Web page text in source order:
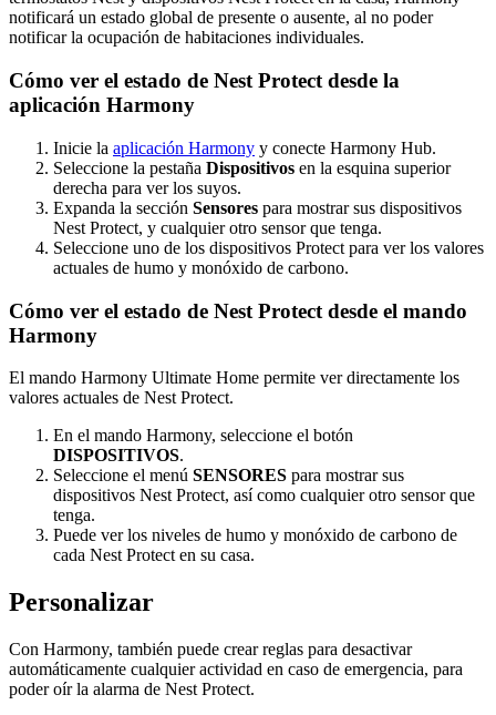
notificará un estado global de presente o ausente, al no poder
notificar la ocupación de habitaciones individuales.
Cómo ver el estado de Nest Protect desde la
aplicación Harmony
Inicie la aplicación Harmony y conecte Harmony Hub.
Seleccione la pestaña Dispositivos en la esquina superior
derecha para ver los suyos.
Expanda la sección Sensores para mostrar sus dispositivos
Nest Protect, y cualquier otro sensor que tenga.
Seleccione uno de los dispositivos Protect para ver los valores
actuales de humo y monóxido de carbono.
Cómo ver el estado de Nest Protect desde el mando
Harmony
El mando Harmony Ultimate Home permite ver directamente los
valores actuales de Nest Protect.
En el mando Harmony, seleccione el botón
DISPOSITIVOS.
Seleccione el menú SENSORES para mostrar sus
dispositivos Nest Protect, así como cualquier otro sensor que
tenga.
Puede ver los niveles de humo y monóxido de carbono de
cada Nest Protect en su casa.
Personalizar
Con Harmony, también puede crear reglas para desactivar
automáticamente cualquier actividad en caso de emergencia, para
poder oír la alarma de Nest Protect.